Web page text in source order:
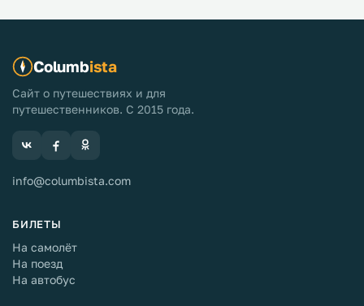
Columbista
Сайт о путешествиях и для
путешественников. С 2015 года.
info@columbista.com
БИЛЕТЫ
На самолёт
На поезд
На автобус